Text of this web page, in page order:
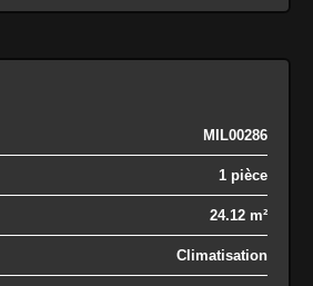
MIL00286
1 pièce
24.12 m²
Climatisation